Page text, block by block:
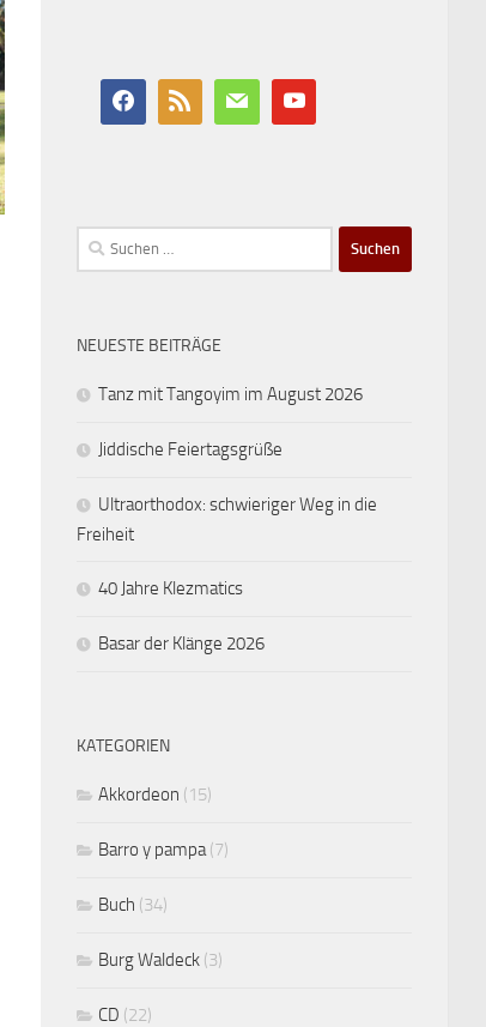
Suchen
nach:
NEUESTE BEITRÄGE
Tanz mit Tangoyim im August 2026
Jiddische Feiertagsgrüße
Ultraorthodox: schwieriger Weg in die
Freiheit
40 Jahre Klezmatics
Basar der Klänge 2026
KATEGORIEN
Akkordeon (15)
Barro y pampa (7)
Buch (34)
Burg Waldeck (3)
CD (22)